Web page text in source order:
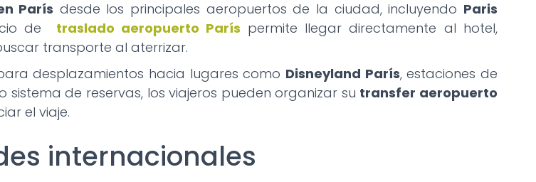
París desde los principales aeropuertos de la ciudad, incluyendo Paris
de traslado aeropuerto París permite llegar directamente al hotel,
transporte al aterrizar.
desplazamientos hacia lugares como Disneyland París, estaciones de
de reservas, los viajeros pueden organizar su transfer aeropuerto
el viaje.
internacionales